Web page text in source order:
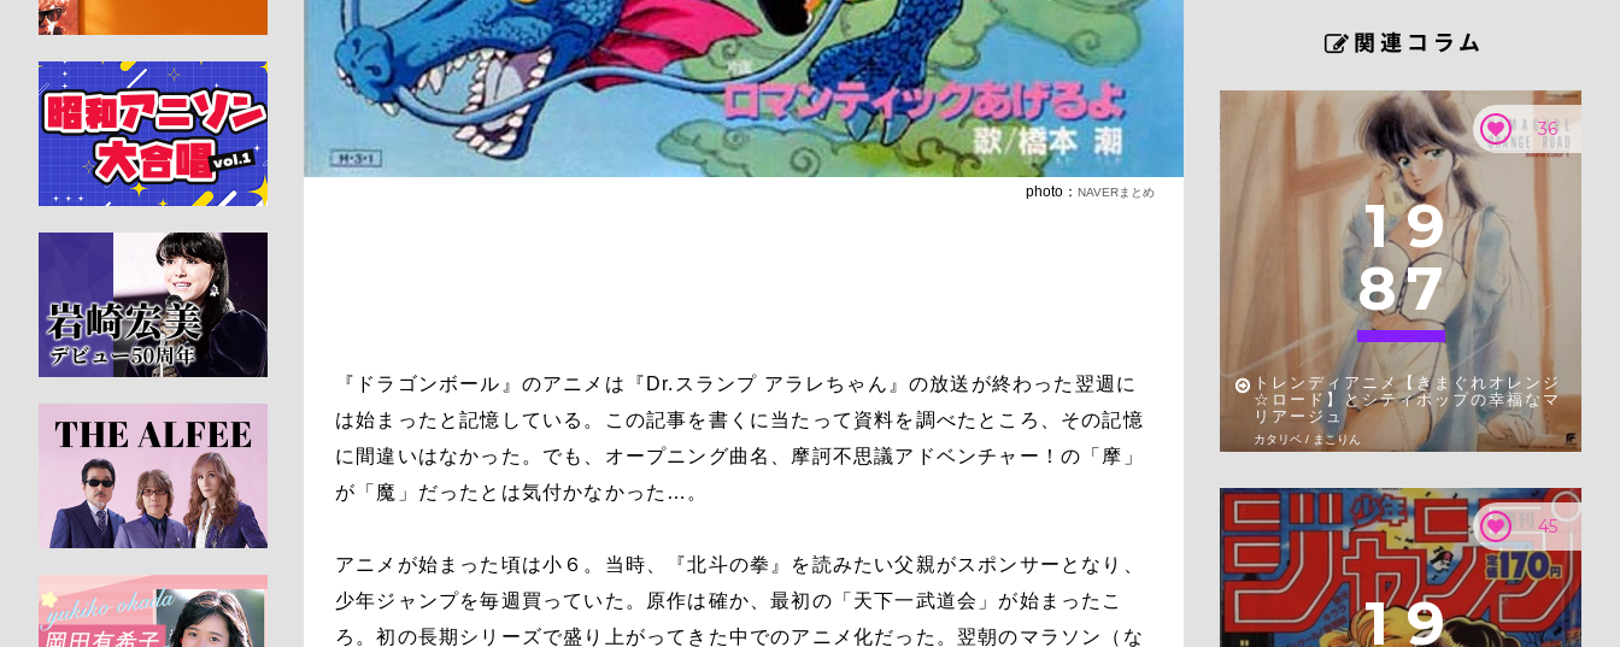
photo： NAVERまとめ
『ドラゴンボール』のアニメは『Dr.スランプ アラレちゃん』の放送が終わった翌週に
は始まったと記憶している。この記事を書くに当たって資料を調べたところ、その記憶
に間違いはなかった。でも、オープニング曲名、摩訶不思議アドベンチャー！の「摩」
が「魔」だったとは気付かなかった…。
アニメが始まった頃は小６。当時、『北斗の拳』を読みたい父親がスポンサーとなり、
少年ジャンプを毎週買っていた。原作は確か、最初の「天下一武道会」が始まったこ
ろ。初の長期シリーズで盛り上がってきた中でのアニメ化だった。翌朝のマラソン（な
36
1 9
87
トレンディアニメ【きまぐれオレンジ
☆ロード】とシティポップの幸福なマ
リアージュ
カタリベ / まこりん
45
1 9